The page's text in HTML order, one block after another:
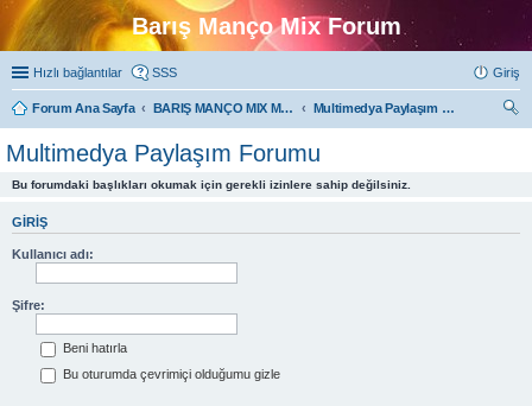
Barış Manço Mix Forum
Hızlı bağlantılar SSS Giriş
Forum Ana Sayfa BARIŞ MANÇO MIX MULTIMEDYA FORUMLARI
Multimedya Paylaşım Forumu
Multimedya Paylaşım Forumu
Bu forumdaki başlıkları okumak için gerekli izinlere sahip değilsiniz.
GIRIŞ
Kullanıcı adı:
Şifre:
Beni hatırla
Bu oturumda çevrimiçi olduğumu gizle